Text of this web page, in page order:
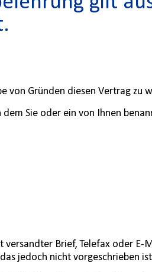
von Gründen diesen Vertrag zu
Sie oder ein von Ihnen
Brief, Telefax oder
jedoch nicht vorgeschrieben